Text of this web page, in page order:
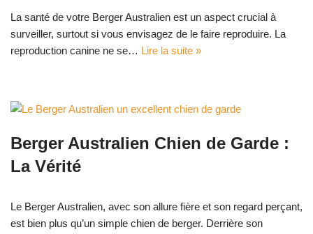
La santé de votre Berger Australien est un aspect crucial à
surveiller, surtout si vous envisagez de le faire reproduire. La
reproduction canine ne se… Lire la suite »
Berger Australien Chien de Garde :
La Vérité
Le Berger Australien, avec son allure fière et son regard perçant,
est bien plus qu’un simple chien de berger. Derrière son